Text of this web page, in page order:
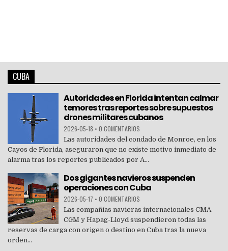
CUBA
Autoridades en Florida intentan calmar
temores tras reportes sobre supuestos
drones militares cubanos
2026-05-18 • 0 COMENTARIOS
Las autoridades del condado de Monroe, en los
Cayos de Florida, aseguraron que no existe motivo inmediato de
alarma tras los reportes publicados por A...
Dos gigantes navieros suspenden
operaciones con Cuba
2026-05-17 • 0 COMENTARIOS
Las compañías navieras internacionales CMA
CGM y Hapag-Lloyd suspendieron todas las
reservas de carga con origen o destino en Cuba tras la nueva
orden...